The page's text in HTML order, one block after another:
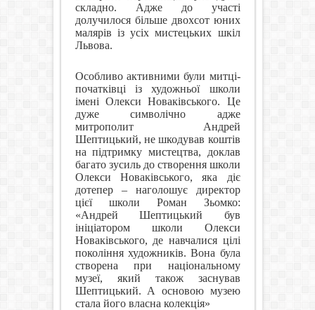
складно. Адже до участі
долучилося більше двохсот юних
малярів із усіх мистецьких шкіл
Львова.
Особливо активними були митці-
початківці із художньої школи
імені Олекси Новаківського. Це
дуже символічно адже
митрополит Андрей
Шептицький, не шкодував коштів
на підтримку мистецтва, доклав
багато зусиль до створення школи
Олекси Новаківського, яка діє
дотепер – наголошує директор
цієї школи Роман Зьомко:
«Андрей Шептицький був
ініціатором школи Олекси
Новаківського, де навчалися цілі
покоління художників. Вона була
створена при національному
музеї, який також заснував
Шептицький. А основою музею
стала його власна колекція»